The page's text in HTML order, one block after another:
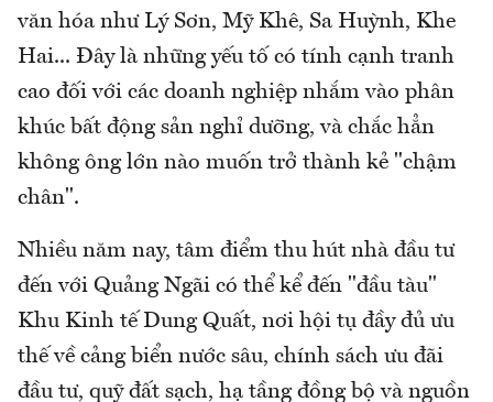
văn hóa như Lý Sơn, Mỹ Khê, Sa Huỳnh, Khe
Hai... Đây là những yếu tố có tính cạnh tranh
cao đối với các doanh nghiệp nhắm vào phân
khúc bất động sản nghỉ dưỡng, và chắc hẳn
không ông lớn nào muốn trở thành kẻ "chậm
chân".
Nhiều năm nay, tâm điểm thu hút nhà đầu tư
đến với Quảng Ngãi có thể kể đến "đầu tàu"
Khu Kinh tế Dung Quất, nơi hội tụ đầy đủ ưu
thế về cảng biển nước sâu, chính sách ưu đãi
đầu tư, quỹ đất sạch, hạ tầng đồng bộ và nguồn